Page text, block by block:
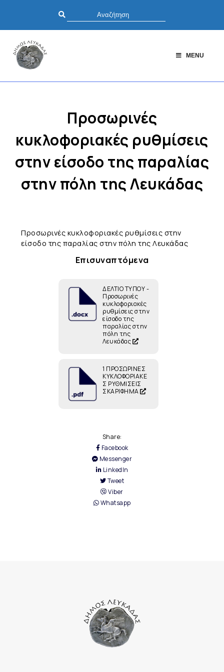
MENU
Προσωρινές
κυκλοφοριακές ρυθμίσεις
στην είσοδο της παραλίας
στην πόλη της Λευκάδας
Προσωρινές κυκλοφοριακές ρυθμίσεις στην
είσοδο της παραλίας στην πόλη της Λευκάδας
Επισυναπτόμενα
ΔΕΛΤΙΟ ΤΥΠΟΥ -
Προσωρινές
κυκλοφοριακές
ρυθμίσεις στην
είσοδο της
παραλίας στην
πόλη της
Λευκάδας
1 ΠΡΟΣΩΡΙΝΕΣ
ΚΥΚΛΟΦΟΡΙΑΚΕ
Σ ΡΥΘΜΙΣΕΙΣ
ΣΚΑΡΙΦΗΜΑ
Share:
Facebook
Messenger
LinkedIn
Tweet
Viber
Whatsapp